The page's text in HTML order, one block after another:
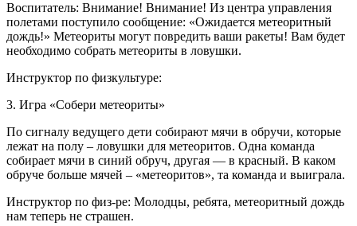
Воспитатель: Внимание! Внимание! Из центра управления
полетами поступило сообщение: «Ожидается метеоритный
дождь!» Метеориты могут повредить ваши ракеты! Вам будет
необходимо собрать метеориты в ловушки.
Инструктор по физкультуре:
3. Игра «Собери метеориты»
По сигналу ведущего дети собирают мячи в обручи, которые
лежат на полу – ловушки для метеоритов. Одна команда
собирает мячи в синий обруч, другая — в красный. В каком
обруче больше мячей – «метеоритов», та команда и выиграла.
Инструктор по физ-ре: Молодцы, ребята, метеоритный дождь
нам теперь не страшен.